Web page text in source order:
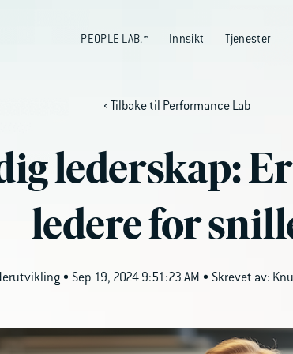
PEOPLE LAB.™ Innsikt Tjenester
Tilbake til Performance Lab
lederskap:
ledere for
• Sep 19, 2024 9:51:23 AM • Skrevet av: